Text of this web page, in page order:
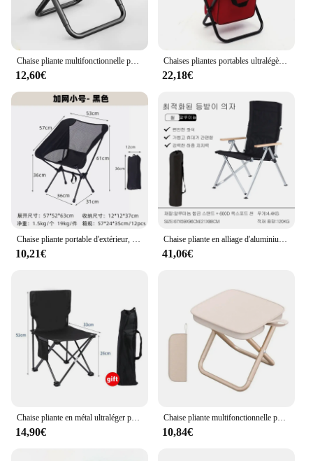
Chaise pliante multifonctionnelle portable, tabouret de pêche, ultra léger, extérieur, pique-nique, camping, voyage, accessoires de pêche
12,60€
Chaises pliantes portables ultralégères avec poignées, chaise lunaire, siège de voyage, adaptées au camping en plein air, à la plage, à la pêche, à la randonnée, au pique-nique, aux outils, nouveau
22,18€
Chaise pliante portable d'extérieur, siège de plage de loisirs, chaises lunaires pour jardin, pique-nique, outils de camping de plage, barbecue à la maison, pêche
10,21€
Chaise pliante en alliage d'aluminium, fauteuil inclinable, portable, ultra léger, réglable, 4 vitesses, camping, pêche, pause déjeuner, extérieur
41,06€
Chaise pliante en métal ultraléger portable, tabouret d'extérieur, alliage, pêche, pique-nique, plage, camping, loisirs, équipement
14,90€
Chaise pliante multifonctionnelle portable, tabouret de pêche, ultra léger, extérieur, pique-nique, camping, voyage, accessoires de pêche
10,84€